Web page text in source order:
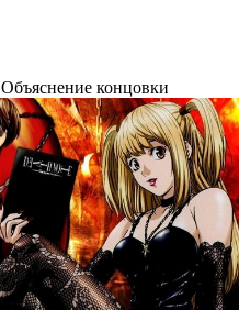
Объяснение концовки